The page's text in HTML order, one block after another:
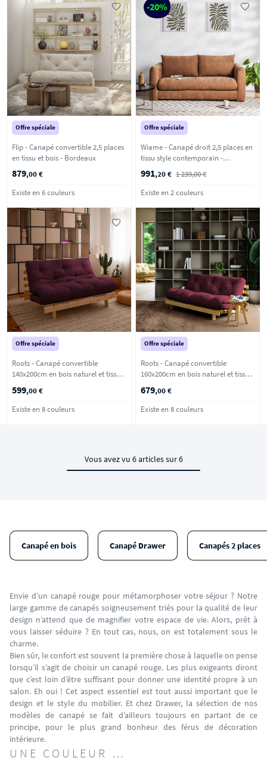
Offre spéciale
Flip - Canapé convertible 2,5 places
en tissu et bois - Bordeaux
879,00 €
Existe en 6 couleurs
-20%
Offre spéciale
Wiame - Canapé droit 2,5 places en
tissu style contemporain -
Terracotta
991,20 € 1 239,00 €
Existe en 2 couleurs
Offre spéciale
Roots - Canapé convertible
140x200cm en bois naturel et tissu -
599,00 €
Existe en 8 couleurs
Offre spéciale
Roots - Canapé convertible
160x200cm en bois naturel et tissu -
679,00 €
Existe en 8 couleurs
Vous avez vu 6 articles sur 6
Canapé en bois Canapé Drawer Canapés 2 places
Envie d’un canapé rouge pour métamorphoser votre séjour ? Notre
large gamme de canapés soigneusement triés pour la qualité de leur
design n’attend que de magnifier votre espace de vie. Alors, prêt à
vous laisser séduire ? En tout cas, nous, on est totalement sous le
charme.
Bien sûr, le confort est souvent la première chose à laquelle on pense
lorsqu’il s’agit de choisir un canapé rouge. Les plus exigeants diront
que c’est loin d’être suffisant pour donner une identité propre à un
salon. Eh oui ! Cet aspect essentiel est tout aussi important que le
design et le style du mobilier. Et chez Drawer, la sélection de nos
modèles de canapé se fait d’ailleurs toujours en partant de ce
principe, pour le plus grand bonheur des férus de décoration
intérieure.
UNE COULEUR …